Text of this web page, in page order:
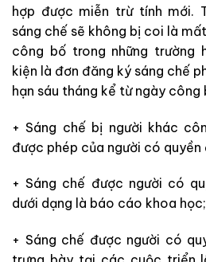
hợp được miễn trừ tính mới.
sáng chế sẽ không bị coi là
công bố trong những trường
kiện là đơn đăng ký sáng chế
hạn sáu tháng kể từ ngày công
+ Sáng chế bị người khác
được phép của người có quyền
+ Sáng chế được người có
dưới dạng là báo cáo khoa học;
+ Sáng chế được người có